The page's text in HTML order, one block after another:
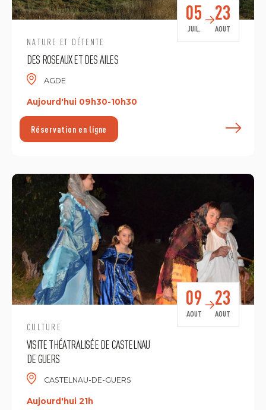
NATURE ET DÉTENTE
DES ROSEAUX ET DES AILES
AGDE
Aujourd'hui 09h30-10h30
05
JUIL.
23
AOUT
Réservation en ligne
CULTURE
VISITE THÉATRALISÉE DE CASTELNAU
DE GUERS
CASTELNAU-DE-GUERS
Aujourd'hui 21h
09
AOUT
23
AOUT